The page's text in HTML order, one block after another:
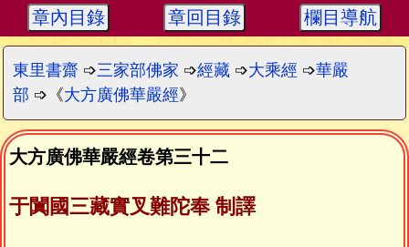
章內目錄 章回目錄 欄目導航
東里書齋 ➩三家部佛家 ➩經藏 ➩大乘經 ➩華嚴
部 ➩《大方廣佛華嚴經》
大方廣佛華嚴經卷第三十二
于闐國三藏實叉難陀奉 制譯